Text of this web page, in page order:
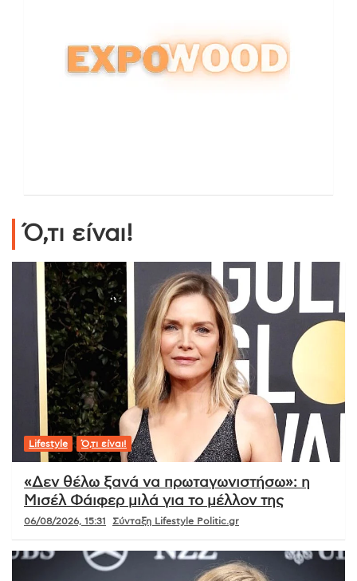
Ό,τι είναι!
Lifestyle Ό,τι είναι!
«Δεν θέλω ξανά να πρωταγωνιστήσω»: η
Μισέλ Φάιφερ μιλά για το μέλλον της
06/08/2026, 15:31 Σύνταξη Lifestyle Politic.gr